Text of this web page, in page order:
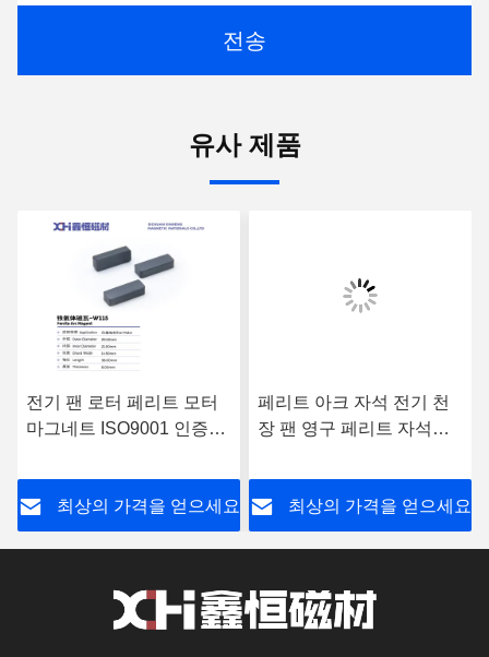
전송
유사 제품
전기 팬 로터 페리트 모터
마그네트 ISO9001 인증
최상의 가격을 얻으세요
페리트 아크 자석 전기 천
장 팬 영구 페리트 자석
최상의 가격을 얻으세요